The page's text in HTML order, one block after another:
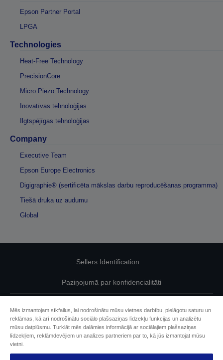
Epson Partner Portal
LPGA
Technologies
Heat-Free Technology
PrecisionCore
Micro Piezo Technology
Inovatīvas tehnoloģijas
Ilgtspējīgas tehnoloģijas
Company
Executive Team
Epson Europe Electronics
Digigraphie® (sertificēta mākslas darbu reproducēšanas programma)
Tiešā druka uz audumu
Global
Sellers Identification
Paziņojumā par konfidencialitāti
Sazinieties ar mums par saviem datiem
Mēs izmantojam sīkfailus, lai nodrošinātu mūsu vietnes darbību, pielāgotu saturu un
reklāmas, kā arī nodrošinātu sociālo plašsaziņas līdzekļu funkcijas un analizētu
mūsu datplūsmu. Turklāt mēs dalāmies informācijā ar sociālajiem plašsaziņas
līdzekļiem, reklāmdevējiem un analīzes partneriem par to, kā jūs izmantojat mūsu
vietni.